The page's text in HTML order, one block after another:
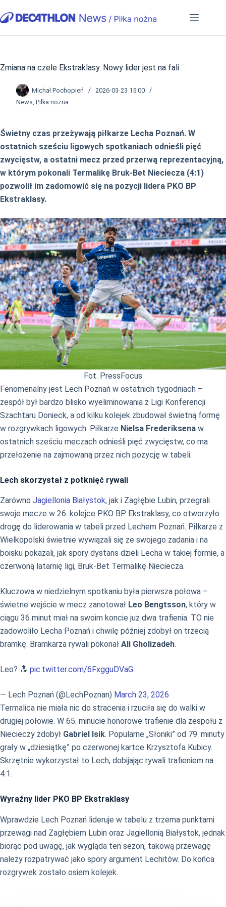
do
Zmiana na czele Ekstraklasy. Nowy lider jest na fali
Michał Pochopień
2026-03-23 15:00
News, Piłka nożna
Świetny czas przeżywają piłkarze Lecha Poznań. W
ostatnich sześciu ligowych spotkaniach odnieśli pięć
zwycięstw, a ostatni mecz przed przerwą reprezentacyjną,
w którym pokonali Termalikę Bruk-Bet Nieciecza (4:1)
pozwolił im zadomowić się na pozycji lidera PKO BP
Ekstraklasy.
Fot. PressFocus
Fenomenalny jest Lech Poznań w ostatnich tygodniach –
zespół był bardzo blisko wyeliminowania z Ligi Konferencji
Szachtaru Donieck, a od kilku kolejek zbudował świetną formę
w rozgrywkach ligowych. Piłkarze Nielsa Frederiksena w
ostatnich sześciu meczach odnieśli pięć zwycięstw, co ma
przełożenie na zajmowaną przez nich pozycję w tabeli.
Lech skorzystał z potknięć rywali
Zarówno Jagiellonia Białystok, jak i Zagłębie Lubin, przegrali
swoje mecze w 26. kolejce PKO BP Ekstraklasy, co otworzyło
drogę do liderowania w tabeli przed Lechem Poznań. Piłkarze z
Wielkopolski świetnie wywiązali się ze swojego zadania i na
boisku pokazali, jak spory dystans dzieli Lecha w takiej formie, a
czerwoną latarnię ligi, Bruk-Bet Termalikę Nieciecza.
Kluczowa w niedzielnym spotkaniu była pierwsza połowa –
świetne wejście w mecz zanotował Leo Bengtsson, który w
ciągu 36 minut miał na swoim koncie już dwa trafienia. TO nie
zadowoliło Lecha Poznań i chwilę później zdobył on trzecią
bramkę. Bramkarza rywali pokonał Ali Gholizadeh.
Leo? 🔝 pic.twitter.com/6FxgguDVaG
— Lech Poznań (@LechPoznan) March 23, 2026
Termalica nie miała nic do stracenia i rzuciła się do walki w
drugiej połowie. W 65. minucie honorowe trafienie dla zespołu z
Niecieczy zdobył Gabriel Isik. Popularne „Słoniki” od 79. minuty
grały w „dziesiątkę” po czerwonej kartce Krzysztofa Kubicy.
Skrzętnie wykorzystał to Lech, dobijając rywali trafieniem na
4:1.
Wyraźny lider PKO BP Ekstraklasy
Wprawdzie Lech Poznań lideruje w tabelu z trzema punktami
przewagi nad Zagłębiem Lubin oraz Jagiellonią Białystok, jednak
biorąc pod uwagę, jak wygląda ten sezon, takową przewagę
należy rozpatrywać jako spory argument Lechitów. Do końca
rozgrywek zostało osiem kolejek.